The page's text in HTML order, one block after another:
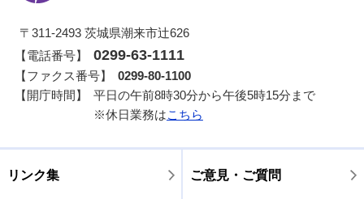
〒311-2493 茨城県潮来市辻626
【電話番号】
0299-63-1111
【ファクス番号】
0299-80-1100
【開庁時間】
平日の午前8時30分から午後5時15分まで
※休日業務はこちら
リンク集 ご意見・ご質問